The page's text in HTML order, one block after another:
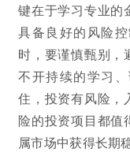
键在于学习专业的
具备良好的风险
时，要谨慎甄别，
不开持续的学习
住，投资有风险，
险的投资项目都值
属市场中获得长期